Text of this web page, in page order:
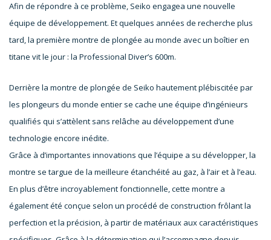
Afin de répondre à ce problème, Seiko engagea une nouvelle
équipe de développement. Et quelques années de recherche plus
tard, la première montre de plongée au monde avec un boîtier en
titane vit le jour : la Professional Diver’s 600m.
Derrière la montre de plongée de Seiko hautement plébiscitée par
les plongeurs du monde entier se cache une équipe d’ingénieurs
qualifiés qui s’attèlent sans relâche au développement d’une
technologie encore inédite.
Grâce à d’importantes innovations que l’équipe a su développer, la
montre se targue de la meilleure étanchéité au gaz, à l’air et à l’eau.
En plus d’être incroyablement fonctionnelle, cette montre a
également été conçue selon un procédé de construction frôlant la
perfection et la précision, à partir de matériaux aux caractéristiques